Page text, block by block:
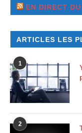
EN DIRECT
ARTICLES LES
1
2